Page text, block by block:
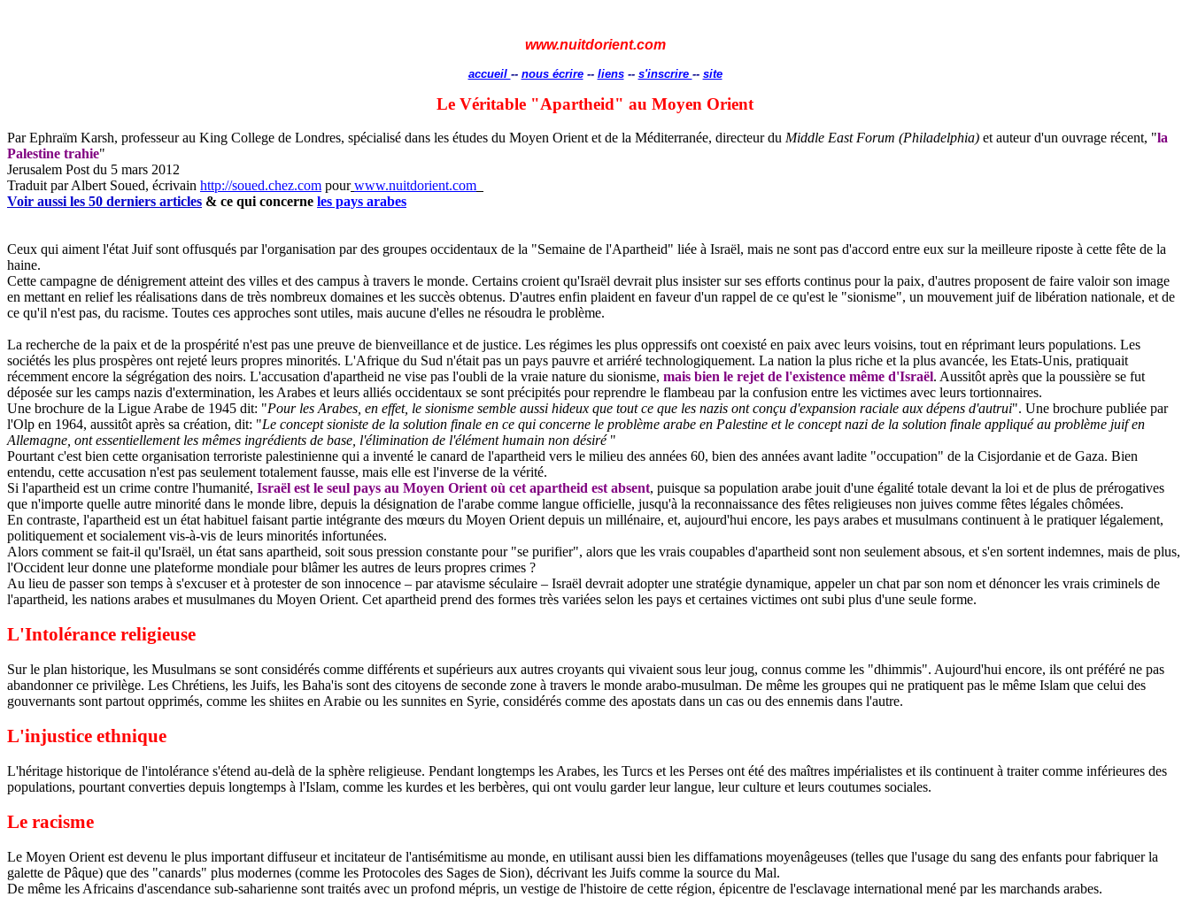
www.nuitdorient.com
accueil -- nous écrire-- liens-- s'inscrire -- site
Le Véritable "Apartheid" au Moyen Orient
Par Ephraïm Karsh, professeur au King College de Londres, spécialisé dans les études du Moyen Orient et de la Méditerranée, directeur du Middle East Forum (Philadelphia) et auteur d'un ouvrage récent, "la
Palestine trahie"
Jerusalem Post du 5 mars 2012
Traduit par Albert Soued, écrivain http://soued.chez.com pour www.nuitdorient.com
Voir aussi les 50 derniers articles & ce qui concerne les pays arabes
Ceux qui aiment l'état Juif sont offusqués par l'organisation par des groupes occidentaux de la "Semaine de l'Apartheid" liée à Israël, mais ne sont pas d'accord entre eux sur la meilleure riposte à cette fête de la
haine.
Cette campagne de dénigrement atteint des villes et des campus à travers le monde. Certains croient qu'Israël devrait plus insister sur ses efforts continus pour la paix, d'autres proposent de faire valoir son image
en mettant en relief les réalisations dans de très nombreux domaines et les succès obtenus. D'autres enfin plaident en faveur d'un rappel de ce qu'est le "sionisme", un mouvement juif de libération nationale, et de
ce qu'il n'est pas, du racisme. Toutes ces approches sont utiles, mais aucune d'elles ne résoudra le problème.
La recherche de la paix et de la prospérité n'est pas une preuve de bienveillance et de justice. Les régimes les plus oppressifs ont coexisté en paix avec leurs voisins, tout en réprimant leurs populations. Les
sociétés les plus prospères ont rejeté leurs propres minorités. L'Afrique du Sud n'était pas un pays pauvre et arriéré technologiquement. La nation la plus riche et la plus avancée, les Etats-Unis, pratiquait
récemment encore la ségrégation des noirs. L'accusation d'apartheid ne vise pas l'oubli de la vraie nature du sionisme, mais bien le rejet de l'existence même d'Israël. Aussitôt après que la poussière se fut
déposée sur les camps nazis d'extermination, les Arabes et leurs alliés occidentaux se sont précipités pour reprendre le flambeau par la confusion entre les victimes avec leurs tortionnaires.
Une brochure de la Ligue Arabe de 1945 dit: "Pour les Arabes, en effet, le sionisme semble aussi hideux que tout ce que les nazis ont conçu d'expansion raciale aux dépens d'autrui". Une brochure publiée par
l'Olp en 1964, aussitôt après sa création, dit: "Le concept sioniste de la solution finale en ce qui concerne le problème arabe en Palestine et le concept nazi de la solution finale appliqué au problème juif en
Allemagne, ont essentiellement les mêmes ingrédients de base, l'élimination de l'élément humain non désiré "
Pourtant c'est bien cette organisation terroriste palestinienne qui a inventé le canard de l'apartheid vers le milieu des années 60, bien des années avant ladite "occupation" de la Cisjordanie et de Gaza. Bien
entendu, cette accusation n'est pas seulement totalement fausse, mais elle est l'inverse de la vérité.
Si l'apartheid est un crime contre l'humanité, Israël est le seul pays au Moyen Orient où cet apartheid est absent, puisque sa population arabe jouit d'une égalité totale devant la loi et de plus de prérogatives
que n'importe quelle autre minorité dans le monde libre, depuis la désignation de l'arabe comme langue officielle, jusqu'à la reconnaissance des fêtes religieuses non juives comme fêtes légales chômées.
En contraste, l'apartheid est un état habituel faisant partie intégrante des mœurs du Moyen Orient depuis un millénaire, et, aujourd'hui encore, les pays arabes et musulmans continuent à le pratiquer légalement,
politiquement et socialement vis-à-vis de leurs minorités infortunées.
Alors comment se fait-il qu'Israël, un état sans apartheid, soit sous pression constante pour "se purifier", alors que les vrais coupables d'apartheid sont non seulement absous, et s'en sortent indemnes, mais de plus,
l'Occident leur donne une plateforme mondiale pour blâmer les autres de leurs propres crimes ?
Au lieu de passer son temps à s'excuser et à protester de son innocence – par atavisme séculaire – Israël devrait adopter une stratégie dynamique, appeler un chat par son nom et dénoncer les vrais criminels de
l'apartheid, les nations arabes et musulmanes du Moyen Orient. Cet apartheid prend des formes très variées selon les pays et certaines victimes ont subi plus d'une seule forme.
L'Intolérance religieuse
Sur le plan historique, les Musulmans se sont considérés comme différents et supérieurs aux autres croyants qui vivaient sous leur joug, connus comme les "dhimmis". Aujourd'hui encore, ils ont préféré ne pas
abandonner ce privilège. Les Chrétiens, les Juifs, les Baha'is sont des citoyens de seconde zone à travers le monde arabo-musulman. De même les groupes qui ne pratiquent pas le même Islam que celui des
gouvernants sont partout opprimés, comme les shiites en Arabie ou les sunnites en Syrie, considérés comme des apostats dans un cas ou des ennemis dans l'autre.
L'injustice ethnique
L'héritage historique de l'intolérance s'étend au-delà de la sphère religieuse. Pendant longtemps les Arabes, les Turcs et les Perses ont été des maîtres impérialistes et ils continuent à traiter comme inférieures des
populations, pourtant converties depuis longtemps à l'Islam, comme les kurdes et les berbères, qui ont voulu garder leur langue, leur culture et leurs coutumes sociales.
Le racisme
Le Moyen Orient est devenu le plus important diffuseur et incitateur de l'antisémitisme au monde, en utilisant aussi bien les diffamations moyenâgeuses (telles que l'usage du sang des enfants pour fabriquer la
galette de Pâque) que des "canards" plus modernes (comme les Protocoles des Sages de Sion), décrivant les Juifs comme la source du Mal.
De même les Africains d'ascendance sub-saharienne sont traités avec un profond mépris, un vestige de l'histoire de cette région, épicentre de l'esclavage international mené par les marchands arabes.